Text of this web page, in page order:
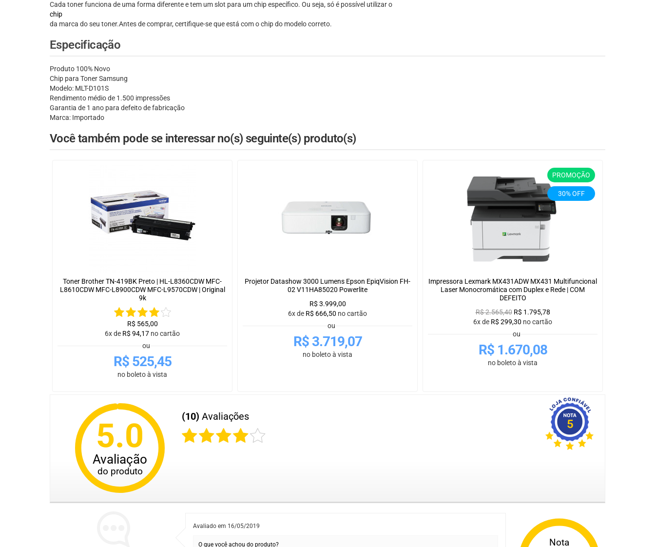
Cada toner funciona de uma forma diferente e tem um slot para um chip específico. Ou seja, só é possível utilizar o
chip
da marca do seu toner.Antes de comprar, certifique-se que está com o chip do modelo correto.
Especificação
Produto 100% Novo
Chip para Toner Samsung
Modelo: MLT-D101S
Rendimento médio de 1.500 impressões
Garantia de 1 ano para defeito de fabricação
Marca: Importado
Você também pode se interessar no(s) seguinte(s) produto(s)
Toner Brother TN-419BK Preto | HL-L8360CDW MFC-
L8610CDW MFC-L8900CDW MFC-L9570CDW | Original
9k
R$ 565,00
6x de R$ 94,17 no cartão
ou
R$525,45
no boleto à vista
Projetor Datashow 3000 Lumens Epson EpiqVision FH-
02 V11HA85020 Powerlite
R$ 3.999,00
6x de R$ 666,50 no cartão
ou
R$3.719,07
no boleto à vista
PROMOÇÃO
30% OFF
Impressora Lexmark MX431ADW MX431 Multifuncional
Laser Monocromática com Duplex e Rede | COM
DEFEITO
R$2.565,40 R$ 1.795,78
6x de R$ 299,30 no cartão
ou
R$1.670,08
no boleto à vista
5.0
Avaliação
do produto
(10) Avaliações
5
Avaliado em 16/05/2019
O que você achou do produto? Nota